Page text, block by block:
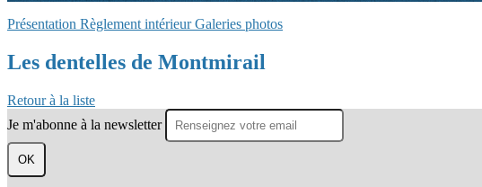
Présentation Règlement intérieurGaleries photos
Les dentelles de Montmirail
Retour à la liste
Je m'abonne à la newsletter
OK